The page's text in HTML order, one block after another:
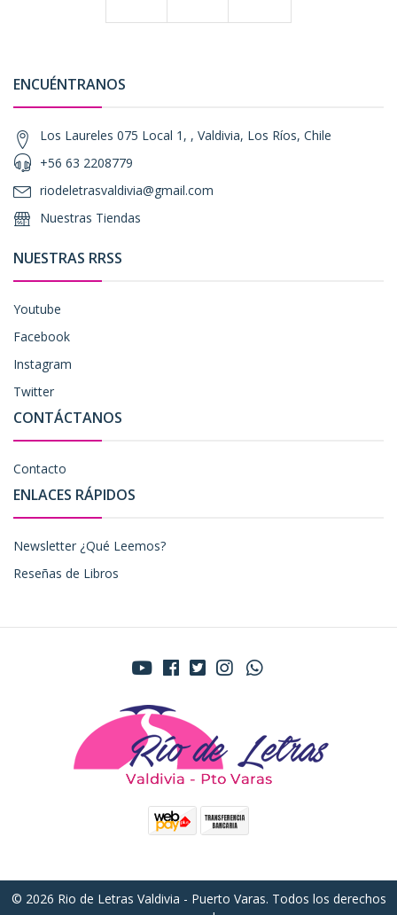
ENCUÉNTRANOS
Los Laureles 075 Local 1, , Valdivia, Los Ríos, Chile
+56 63 2208779
riodeletrasvaldivia@gmail.com
Nuestras Tiendas
NUESTRAS RRSS
Youtube
Facebook
Instagram
Twitter
CONTÁCTANOS
Contacto
ENLACES RÁPIDOS
Newsletter ¿Qué Leemos?
Reseñas de Libros
© 2026 Rio de Letras Valdivia - Puerto Varas. Todos los derechos